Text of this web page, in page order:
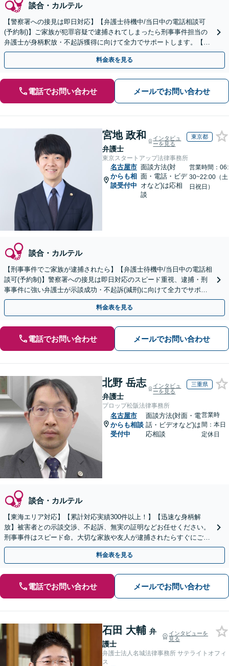
談合・カルテル
【警察署への接見は即日対応】【弁護士待機中/当日中の電話相談可
(予約制)】ご家族が犯罪容疑で逮捕されてしまったら刑事事件担当の
弁護士が身柄釈放・不起訴獲得に向けて全力でサポートします。【毎
月100名以上の相談実績】【全国対応】
料金表を見る
電話でお問い合わせ メールでお問い合わせ
宮地 政和
弁護士
インタビュ
ーを見る
東京都
東京スタートアップ法律事務所
名古屋市
からも相
談受付中
面談方法(対
面・電話・ビデ
オなど)は応相
談
営業時間：06:
30~22:00（土
日祝日）
談合・カルテル
【刑事事件でご家族が逮捕されたら】【弁護士待機中/当日中の電話相
談可(予約制)】警察署への接見は即日対応のスピード重視、逮捕・刑
事事件に強い弁護士が示談成功・不起訴(減刑)に向けて全力でサポー
トします。【加害者側の相談専門】
料金表を見る
電話でお問い合わせ メールでお問い合わせ
北野 岳志
弁護士
インタビュ
ーを見る
三重県
プロップ松阪法律事務所
名古屋市
からも相談
受付中
面談方法(対面・電
話・ビデオなど)は
応相談
営業時
間：本日
定休日
談合・カルテル
【東海エリア対応】【累計対応実績300件以上！】【迅速な身柄解
放】被害者との示談交渉、不起訴、無実の証明などお任せください。
刑事事件はスピード命。大切な家族や友人が逮捕されたらすぐにご連
絡ください【初回相談無料】【電話相談可】【休日面談可】
料金表を見る
電話でお問い合わせ メールでお問い合わせ
石田 大輔 弁
護士
インタビューを
見る
弁護士法人名城法律事務所 サテライトオフィ
ス